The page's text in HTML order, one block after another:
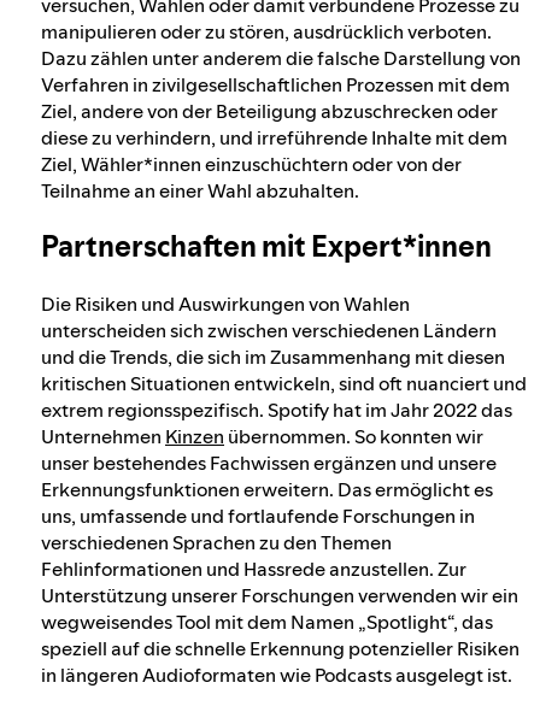
manipulieren oder zu stören, ausdrücklich verboten.
Dazu zählen unter anderem die falsche Darstellung von
Verfahren in zivilgesellschaftlichen Prozessen mit dem
Ziel, andere von der Beteiligung abzuschrecken oder
diese zu verhindern, und irreführende Inhalte mit dem
Ziel, Wähler*innen einzuschüchtern oder von der
Teilnahme an einer Wahl abzuhalten.
Partnerschaften mit Expert*innen
Die Risiken und Auswirkungen von Wahlen
unterscheiden sich zwischen verschiedenen Ländern
und die Trends, die sich im Zusammenhang mit diesen
kritischen Situationen entwickeln, sind oft nuanciert und
extrem regionsspezifisch. Spotify hat im Jahr 2022 das
Unternehmen Kinzen übernommen. So konnten wir
unser bestehendes Fachwissen ergänzen und unsere
Erkennungsfunktionen erweitern. Das ermöglicht es
uns, umfassende und fortlaufende Forschungen in
verschiedenen Sprachen zu den Themen
Fehlinformationen und Hassrede anzustellen. Zur
Unterstützung unserer Forschungen verwenden wir ein
wegweisendes Tool mit dem Namen „Spotlight“, das
speziell auf die schnelle Erkennung potenzieller Risiken
in längeren Audioformaten wie Podcasts ausgelegt ist.